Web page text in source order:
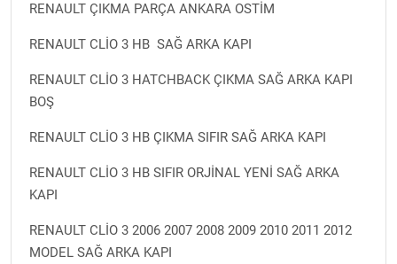
RENAULT ÇIKMA PARÇA ANKARA OSTİM
RENAULT CLİO 3 HB SAĞ ARKA KAPI
RENAULT CLİO 3 HATCHBACK ÇIKMA SAĞ ARKA KAPI
BOŞ
RENAULT CLİO 3 HB ÇIKMA SIFIR SAĞ ARKA KAPI
RENAULT CLİO 3 HB SIFIR ORJİNAL YENİ SAĞ ARKA
KAPI
RENAULT CLİO 3 2006 2007 2008 2009 2010 2011 2012
MODEL SAĞ ARKA KAPI